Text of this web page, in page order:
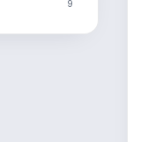
9